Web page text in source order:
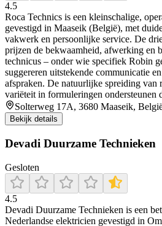
4.5
Roca Technics is een kleinschalige,
gevestigd in Maaseik (België), met
vakwerk en persoonlijke service. De
prijzen de bekwaamheid, afwerking en
technicus – onder wie specifiek Robin
suggereren uitstekende communicatie
afspraken. De natuurlijke spreiding van
variëteit in formuleringen ondersteunen
Solterweg 17A, 3680 Maaseik,
Bekijk details
Devadi Duurzame Technieken
Gesloten
4.5
Devadi Duurzame Technieken is een
Nederlandse elektricien gevestigd in